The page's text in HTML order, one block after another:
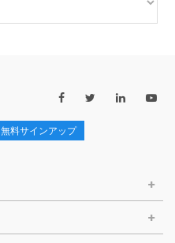
無料サインアップ